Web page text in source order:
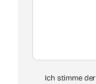
Ich stimme der